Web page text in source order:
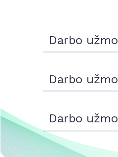
Darbo
Darbo
Darbo